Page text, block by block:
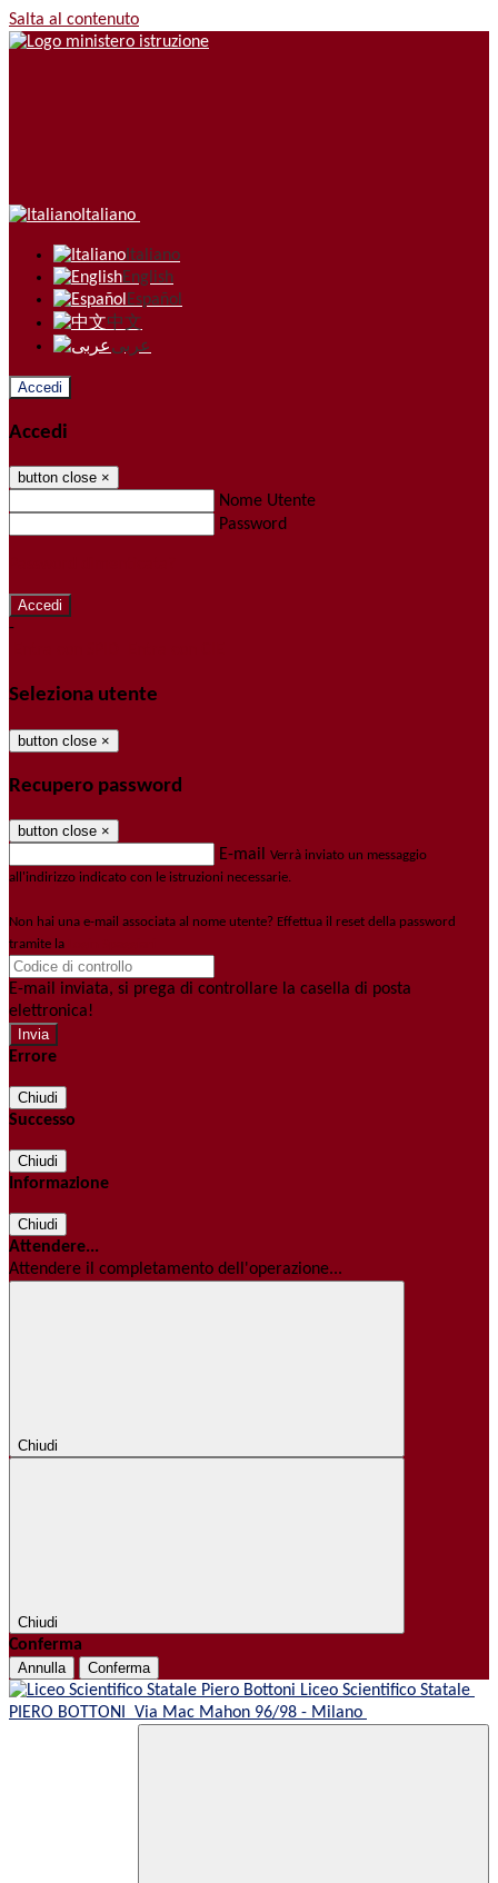
Salta al contenuto
Italiano
Italiano
English
Español
中文
عربى
Accedi
Accedi
button close ×
Nome Utente
Password
-
Seleziona utente
button close ×
Recupero password
button close ×
E-mail Verrà inviato un messaggio
all'indirizzo indicato con le istruzioni necessarie.
Non hai una e-mail associata al nome utente? Effettua il reset della password
tramite la
E-mail inviata, si prega di controllare la casella di posta
elettronica!
Errore
Chiudi
Successo
Chiudi
Informazione
Chiudi
Attendere...
Attendere il completamento dell'operazione...
Chiudi
Chiudi
Conferma
Annulla Conferma
Liceo Scientifico Statale
PIERO BOTTONI Via Mac Mahon 96/98 - Milano